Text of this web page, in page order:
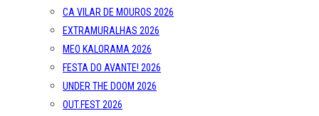
CA VILAR DE MOUROS 2026
EXTRAMURALHAS 2026
MEO KALORAMA 2026
FESTA DO AVANTE! 2026
UNDER THE DOOM 2026
OUT.FEST 2026